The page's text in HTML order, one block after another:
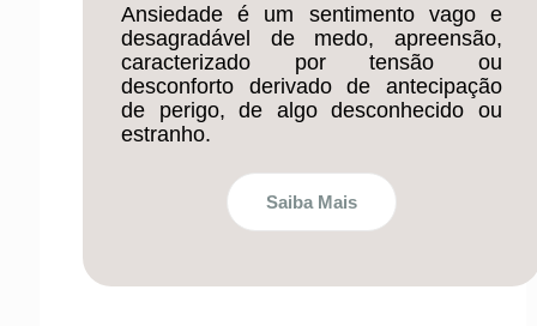
Ansiedade é um sentimento vago e
desagradável de medo, apreensão,
caracterizado por tensão ou
desconforto derivado de antecipação
de perigo, de algo desconhecido ou
estranho.
Saiba Mais